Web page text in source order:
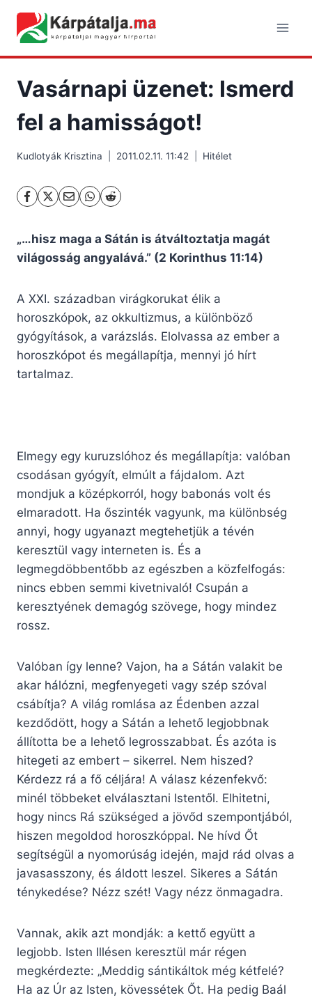
content
Vasárnapi üzenet: Ismerd
fel a hamisságot!
Kudlotyák Krisztina 2011.02.11. 11:42 Hitélet
„…hisz maga a Sátán is átváltoztatja magát
világosság angyalává.” (2 Korinthus 11:14)
A XXI. században virágkorukat élik a
horoszkópok, az okkultizmus, a különböző
gyógyítások, a varázslás. Elolvassa az ember a
horoszkópot és megállapítja, mennyi jó hírt
tartalmaz.
Elmegy egy kuruzslóhoz és megállapítja: valóban
csodásan gyógyít, elmúlt a fájdalom. Azt
mondjuk a középkorról, hogy babonás volt és
elmaradott. Ha őszinték vagyunk, ma különbség
annyi, hogy ugyanazt megtehetjük a tévén
keresztül vagy interneten is. És a
legmegdöbbentőbb az egészben a közfelfogás:
nincs ebben semmi kivetnivaló! Csupán a
keresztyének demagóg szövege, hogy mindez
rossz.
Valóban így lenne? Vajon, ha a Sátán valakit be
akar hálózni, megfenyegeti vagy szép szóval
csábítja? A világ romlása az Édenben azzal
kezdődött, hogy a Sátán a lehető legjobbnak
állította be a lehető legrosszabbat. És azóta is
hitegeti az embert – sikerrel. Nem hiszed?
Kérdezz rá a fő céljára! A válasz kézenfekvő:
minél többeket elválasztani Istentől. Elhitetni,
hogy nincs Rá szükséged a jövőd szempontjából,
hiszen megoldod horoszkóppal. Ne hívd Őt
segítségül a nyomorúság idején, majd rád olvas a
javasasszony, és áldott leszel. Sikeres a Sátán
ténykedése? Nézz szét! Vagy nézz önmagadra.
Vannak, akik azt mondják: a kettő együtt a
legjobb. Isten Illésen keresztül már régen
megkérdezte: „Meddig sántikáltok még kétfelé?
Ha az Úr az Isten, kövessétek Őt. Ha pedig Baál